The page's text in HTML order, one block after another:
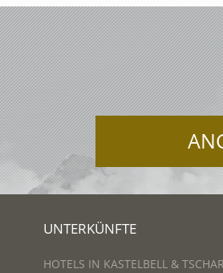
UNTERKÜNFTE
HOTELS IN KASTELBELL &